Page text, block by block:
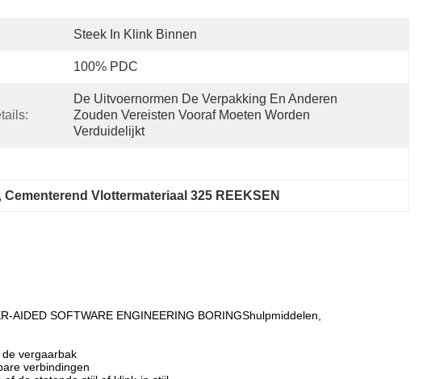
Steek In Klink Binnen
100% PDC
De Uitvoernormen De Verpakking En Anderen
Zouden Vereisten Vooraf Moeten Worden
Verduidelijkt
, Cementerend Vlottermateriaal 325 REEKSEN
AIDED SOFTWARE ENGINEERING BORINGShulpmiddelen,
vergaarbak
verbindingen